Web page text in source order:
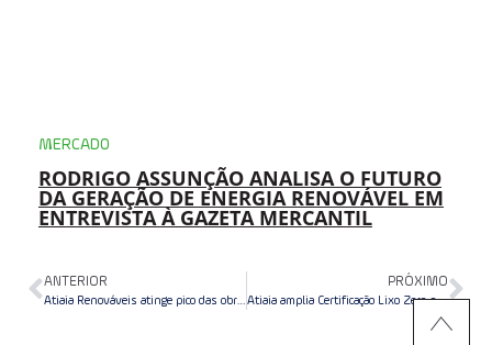
MERCADO
RODRIGO ASSUNÇÃO ANALISA O FUTURO
DA GERAÇÃO DE ENERGIA RENOVÁVEL EM
ENTREVISTA À GAZETA MERCANTIL
ANTERIOR
Atiaia Renováveis atinge pico das obras em Goiás
PRÓXIMO
Atiaia amplia Certificação Lixo Zero para 92% das usinas em operação